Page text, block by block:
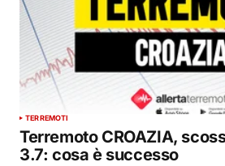
TERREMOTI
Terremoto CROAZIA,
3.7: cosa è successo